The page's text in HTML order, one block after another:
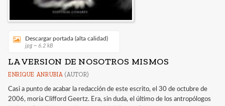
Descargar portada (alta calidad)
jpg ~ 6.2 kB
LA VERSION DE NOSOTROS MISMOS
ENRIQUE ANRUBIA (AUTOR)
Casi a punto de acabar la redacción de este escrito, el 30 de octubre de
2006, moría Clifford Geertz. Era, sin duda, el último de los antropólogos